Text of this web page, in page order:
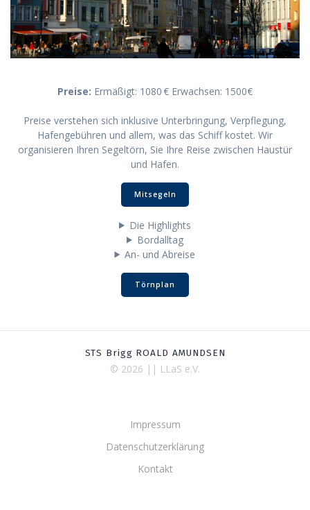
Preise: Ermäßigt: 1080 € Erwachsen: 1500€
Preise verstehen sich inklusive Unterbringung, Verpflegung,
Hafengebühren und allem, was das Schiff kostet. Wir
organisieren Ihren Segeltörn, Sie Ihre Reise zwischen Haustür
und Hafen.
Mitsegeln
Die Highlights
Bordalltag
An- und Abreise
Törnplan
STS Brigg ROALD AMUNDSEN
© 2026 || LLaS e.V.
Impressum
Datenschutzerklärung
Kontakt